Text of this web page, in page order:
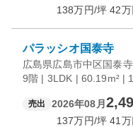
138万円/坪 42万
パラッシオ国泰寺
広島県広島市中区国泰
9階 | 3LDK | 60.19m² |
売出 2026年08月
137万円/坪 41 万